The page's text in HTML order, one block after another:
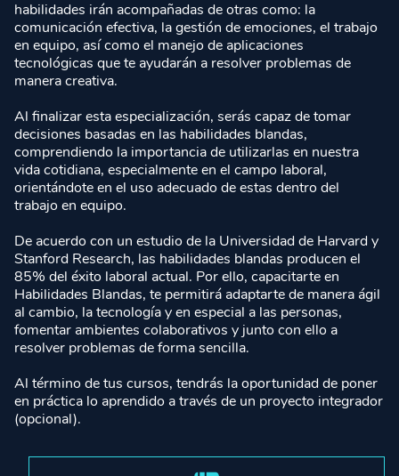
habilidades irán acompañadas de otras como: la
comunicación efectiva, la gestión de emociones, el trabajo
en equipo, así como el manejo de aplicaciones
tecnológicas que te ayudarán a resolver problemas de
manera creativa.
Al finalizar esta especialización, serás capaz de tomar
decisiones basadas en las habilidades blandas,
comprendiendo la importancia de utilizarlas en nuestra
vida cotidiana, especialmente en el campo laboral,
orientándote en el uso adecuado de estas dentro del
trabajo en equipo.
De acuerdo con un estudio de la Universidad de Harvard y
Stanford Research, las habilidades blandas producen el
85% del éxito laboral actual. Por ello, capacitarte en
Habilidades Blandas, te permitirá adaptarte de manera ágil
al cambio, la tecnología y en especial a las personas,
fomentar ambientes colaborativos y junto con ello a
resolver problemas de forma sencilla.
Al término de tus cursos, tendrás la oportunidad de poner
en práctica lo aprendido a través de un proyecto integrador
(opcional).